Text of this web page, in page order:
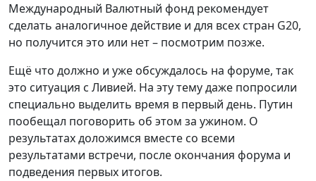
Международный Валютный фонд рекомендует
сделать аналогичное действие и для всех стран G20,
но получится это или нет – посмотрим позже.
Ещё что должно и уже обсуждалось на форуме, так
это ситуация с Ливией. На эту тему даже попросили
специально выделить время в первый день. Путин
пообещал поговорить об этом за ужином. О
результатах доложимся вместе со всеми
результатами встречи, после окончания форума и
подведения первых итогов.